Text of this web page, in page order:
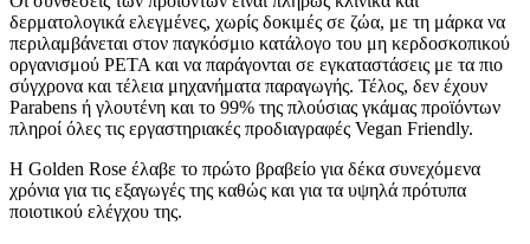
δερματολογικά ελεγμένες, χωρίς δοκιμές σε ζώα, με τη μάρκα να
περιλαμβάνεται στον παγκόσμιο κατάλογο του μη κερδοσκοπικού
οργανισμού PETA και να παράγονται σε εγκαταστάσεις με τα πιο
σύγχρονα και τέλεια μηχανήματα παραγωγής. Τέλος, δεν έχουν
Parabens ή γλουτένη και το 99% της πλούσιας γκάμας προϊόντων
πληροί όλες τις εργαστηριακές προδιαγραφές Vegan Friendly.
Η Golden Rose έλαβε το πρώτο βραβείο για δέκα συνεχόμενα
χρόνια για τις εξαγωγές της καθώς και για τα υψηλά πρότυπα
ποιοτικού ελέγχου της.